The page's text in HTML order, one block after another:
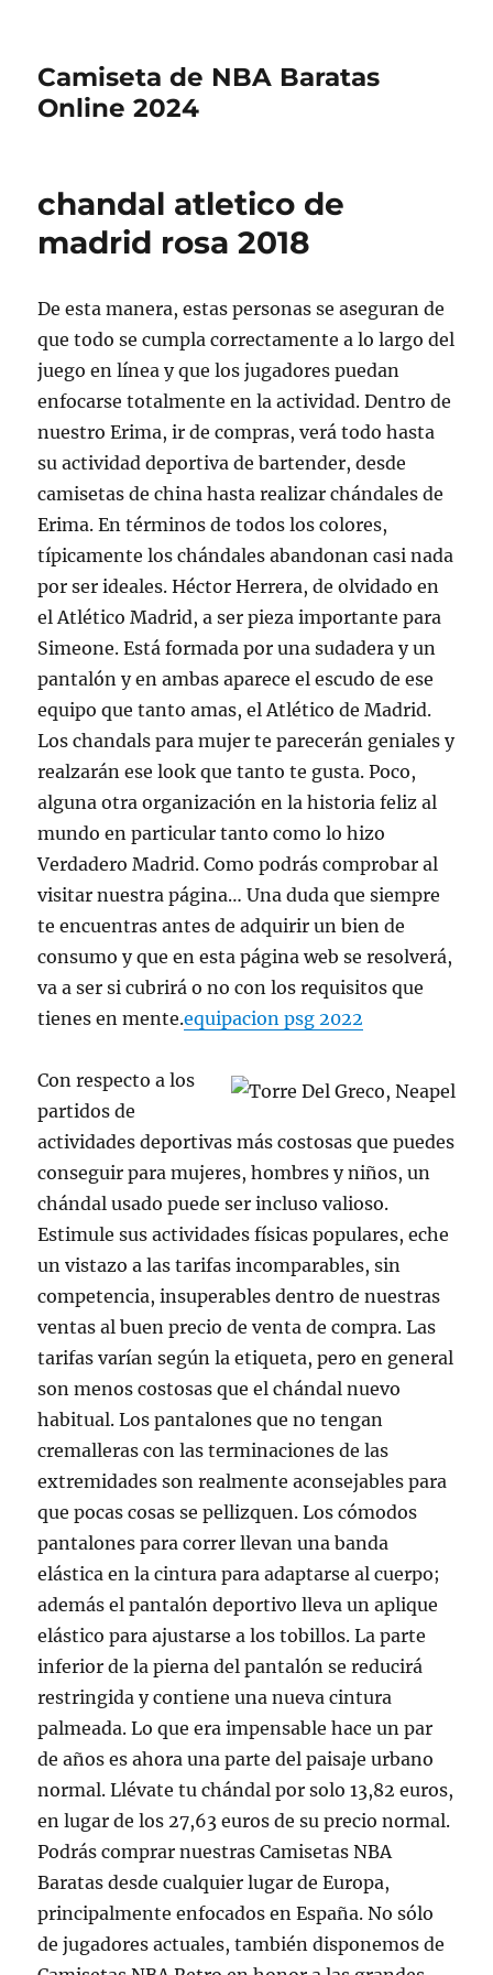
Camiseta de NBA Baratas
Online 2024
chandal atletico de
madrid rosa 2018
De esta manera, estas personas se aseguran de
que todo se cumpla correctamente a lo largo del
juego en línea y que los jugadores puedan
enfocarse totalmente en la actividad. Dentro de
nuestro Erima, ir de compras, verá todo hasta
su actividad deportiva de bartender, desde
camisetas de china hasta realizar chándales de
Erima. En términos de todos los colores,
típicamente los chándales abandonan casi nada
por ser ideales. Héctor Herrera, de olvidado en
el Atlético Madrid, a ser pieza importante para
Simeone. Está formada por una sudadera y un
pantalón y en ambas aparece el escudo de ese
equipo que tanto amas, el Atlético de Madrid.
Los chandals para mujer te parecerán geniales y
realzarán ese look que tanto te gusta. Poco,
alguna otra organización en la historia feliz al
mundo en particular tanto como lo hizo
Verdadero Madrid. Como podrás comprobar al
visitar nuestra página… Una duda que siempre
te encuentras antes de adquirir un bien de
consumo y que en esta página web se resolverá,
va a ser si cubrirá o no con los requisitos que
tienes en mente.equipacion psg 2022
Con respecto a los
partidos de
actividades deportivas más costosas que puedes
conseguir para mujeres, hombres y niños, un
chándal usado puede ser incluso valioso.
Estimule sus actividades físicas populares, eche
un vistazo a las tarifas incomparables, sin
competencia, insuperables dentro de nuestras
ventas al buen precio de venta de compra. Las
tarifas varían según la etiqueta, pero en general
son menos costosas que el chándal nuevo
habitual. Los pantalones que no tengan
cremalleras con las terminaciones de las
extremidades son realmente aconsejables para
que pocas cosas se pellizquen. Los cómodos
pantalones para correr llevan una banda
elástica en la cintura para adaptarse al cuerpo;
además el pantalón deportivo lleva un aplique
elástico para ajustarse a los tobillos. La parte
inferior de la pierna del pantalón se reducirá
restringida y contiene una nueva cintura
palmeada. Lo que era impensable hace un par
de años es ahora una parte del paisaje urbano
normal. Llévate tu chándal por solo 13,82 euros,
en lugar de los 27,63 euros de su precio normal.
Podrás comprar nuestras Camisetas NBA
Baratas desde cualquier lugar de Europa,
principalmente enfocados en España. No sólo
de jugadores actuales, también disponemos de